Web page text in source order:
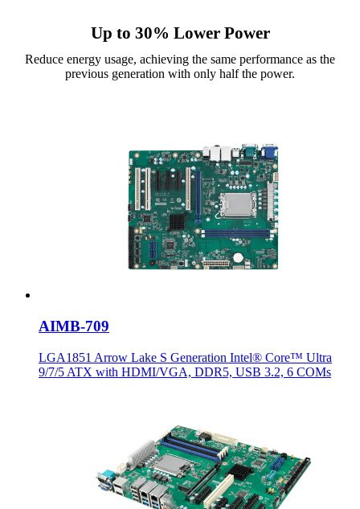
Up to 30% Lower Power
Reduce energy usage, achieving the same performance as the
previous generation with only half the power.
AIMB-709
LGA1851 Arrow Lake S Generation Intel® Core™ Ultra
9/7/5 ATX with HDMI/VGA, DDR5, USB 3.2, 6 COMs